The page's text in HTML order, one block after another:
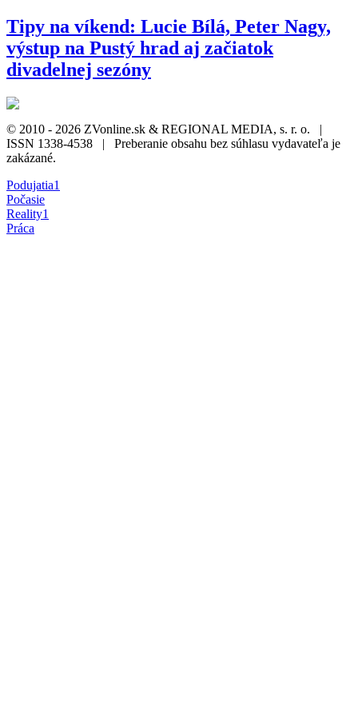
Tipy na víkend: Lucie Bílá, Peter Nagy,
výstup na Pustý hrad aj začiatok
divadelnej sezóny
© 2010 - 2026 ZVonline.sk & REGIONAL MEDIA, s. r. o. |
ISSN 1338-4538 | Preberanie obsahu bez súhlasu vydavateľa je
zakázané.
Podujatia1
Počasie
Reality1
Práca